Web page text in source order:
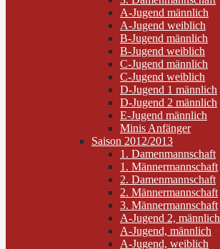
A-Jugend männlich
A-Jugend weiblich
B-Jugend männlich
B-Jugend weiblich
C-Jugend männlich
C-Jugend weiblich
D-Jugend 1 männlich
D-Jugend 2 männlich
E-Jugend männlich
Minis Anfänger
Saison 2012/2013
1. Damenmannschaft
1. Männermannschaft
2. Damenmannschaft
2. Männermannschaft
3. Männermannschaft
A-Jugend 2, männlich
A-Jugend, männlich
A-Jugend, weiblich